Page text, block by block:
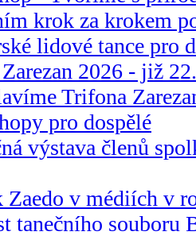
krok za krokem
lidové tance pro
2026 - již
Trifona
pro dospělé
výstava členů
Zaedo v médiích v
tanečního souboru